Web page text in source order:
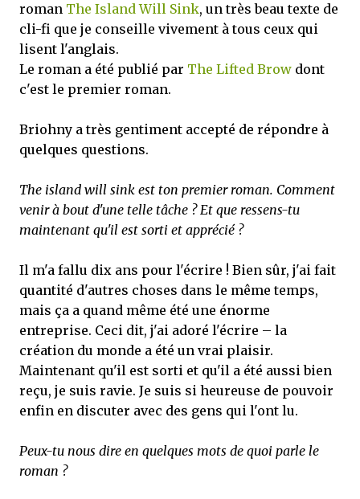
roman The Island Will Sink, un très beau texte de
cli-fi que je conseille vivement à tous ceux qui
lisent l'anglais.
Le roman a été publié par The Lifted Brow dont
c'est le premier roman.
Briohny a très gentiment accepté de répondre à
quelques questions.
The island will sink est ton premier roman. Comment
venir à bout d'une telle tâche ? Et que ressens-tu
maintenant qu'il est sorti et apprécié ?
Il m'a fallu dix ans pour l'écrire ! Bien sûr, j'ai fait
quantité d'autres choses dans le même temps,
mais ça a quand même été une énorme
entreprise. Ceci dit, j'ai adoré l'écrire – la
création du monde a été un vrai plaisir.
Maintenant qu'il est sorti et qu'il a été aussi bien
reçu, je suis ravie. Je suis si heureuse de pouvoir
enfin en discuter avec des gens qui l'ont lu.
Peux-tu nous dire en quelques mots de quoi parle le
roman ?